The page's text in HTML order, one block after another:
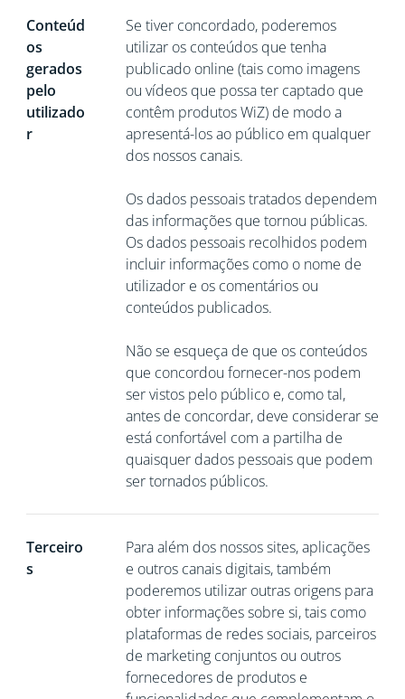
Conteúd
os
gerados
pelo
utilizado
r
Se tiver concordado, poderemos
utilizar os conteúdos que tenha
publicado online (tais como imagens
ou vídeos que possa ter captado que
contêm produtos WiZ) de modo a
apresentá-los ao público em qualquer
dos nossos canais.
Os dados pessoais tratados dependem
das informações que tornou públicas.
Os dados pessoais recolhidos podem
incluir informações como o nome de
utilizador e os comentários ou
conteúdos publicados.
Não se esqueça de que os conteúdos
que concordou fornecer-nos podem
ser vistos pelo público e, como tal,
antes de concordar, deve considerar se
está confortável com a partilha de
quaisquer dados pessoais que podem
ser tornados públicos.
Terceiro
s
Para além dos nossos sites, aplicações
e outros canais digitais, também
poderemos utilizar outras origens para
obter informações sobre si, tais como
plataformas de redes sociais, parceiros
de marketing conjuntos ou outros
fornecedores de produtos e